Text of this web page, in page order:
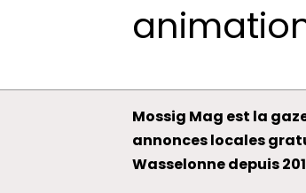
Mossig Mag est la
annonces locales
Wasselonne depuis